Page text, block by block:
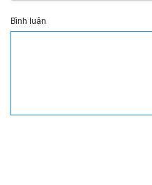
Bình luận